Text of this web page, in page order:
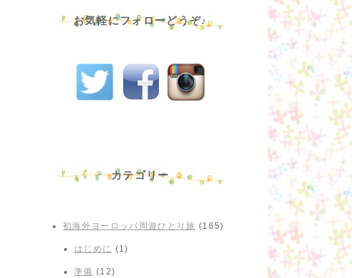
お気軽にフォローどうぞ♪
カテゴリー
初海外ヨーロッパ周遊ひとり旅 (165)
はじめに (1)
準備 (12)